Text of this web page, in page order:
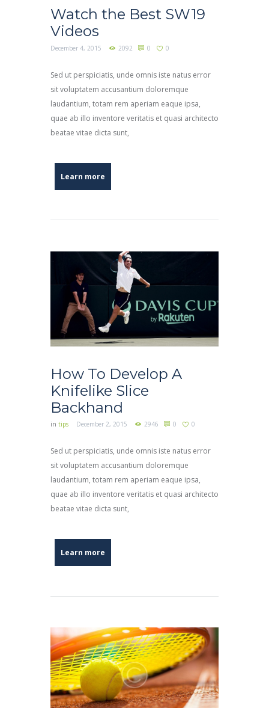
Watch the Best SW19
Videos
December 4, 2015 2092 0 0
Sed ut perspiciatis, unde omnis iste natus error
sit voluptatem accusantium doloremque
laudantium, totam rem aperiam eaque ipsa,
quae ab illo inventore veritatis et quasi architecto
beatae vitae dicta sunt,
Learn more
How To Develop A
Knifelike Slice
Backhand
in tips December 2, 2015 2946 0 0
Sed ut perspiciatis, unde omnis iste natus error
sit voluptatem accusantium doloremque
laudantium, totam rem aperiam eaque ipsa,
quae ab illo inventore veritatis et quasi architecto
beatae vitae dicta sunt,
Learn more